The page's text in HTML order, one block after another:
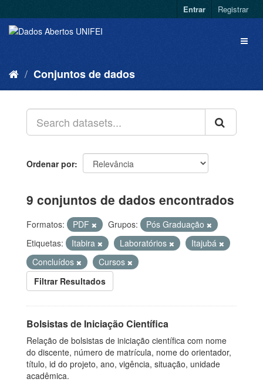
Entrar Registrar
Conjuntos de dados
Ordenar por
9 conjuntos de dados encontrados
Formatos: PDF Grupos:
Pós Graduação
Etiquetas:
Itabira Laboratórios
Itajubá
Concluídos
Cursos
Filtrar Resultados
Bolsistas de Iniciação Científica
Relação de bolsistas de iniciação científica com nome
do discente, número de matrícula, nome do orientador,
título, id do projeto, ano, vigência, situação, unidade
acadêmica.